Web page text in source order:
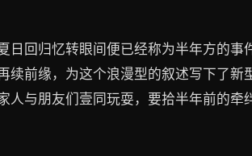
日回归忆转眼间便已经称为半年方的
续前缘，为这个浪漫型的叙述写下了
人与朋友们壹同玩耍，要拾半年前的